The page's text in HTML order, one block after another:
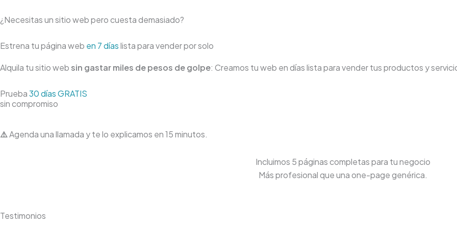
¿Necesitas un sitio web pero cuesta demasiado?
Estrena tu página web en 7 díaslista para vender por solo
Alquila tu sitio websin gastar miles de pesos de golpe: Creamos tu web en días lista para vender tus productos y
Prueba30 días GRATIS
sin compromiso
⚠️Agenda una llamada y te lo explicamos en 15 minutos.
Incluimos 5 páginas completas para tu negocio
Más profesional que una one-page genérica.
Testimonios